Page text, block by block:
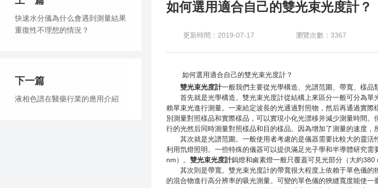
如何選用適合自己的雙光束光度計？
更新時間：2019-07-17 瀏覽次數：3367
如何選用適合自己的雙光束光度計？
雙光束光度計一般我們主要從光學構造、光譜范圍、帶寬、樣品
首先就是光學構造。雙光束光度計從結構上來區分一般可分為單
賴單束光進行測量。一束給定波長的光通過對照物，然后再通過實
別測量對照樣品和實際樣品，可以實現小化光漂移并減少測量時間
行的光然后同時測量對照樣品和目的樣品。因為增加了測量的速度
其次就是光譜范圍。一般使用者考慮的是儀器需要比較大的靈活
利用氘燈照明。一些特殊的儀器可以提供滿足光子學和半導體研究
nm）。 雙光束光度計鎢燈和鹵素燈一般只覆蓋可見光部分（大約
其次則是帶寬。雙光束光度計的帶寬很大程度上依賴于單色儀的
的混合物進行高分辨率的吸光測量。可變的單色儀的狹縫寬度能使
快速水分儀為什么會遇到測量結果
重復性不理想的情況？
下一篇
液相色譜在醫藥行業的應用介紹